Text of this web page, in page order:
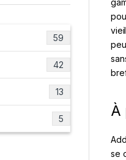
À
se
59
42
13
5